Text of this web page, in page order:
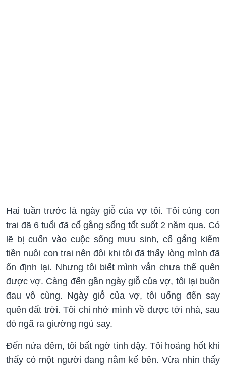
Hai tuần trước là ngày giỗ của vợ tôi. Tôi cùng con
trai đã 6 tuổi đã cố gắng sống tốt suốt 2 năm qua. Có
lẽ bị cuốn vào cuộc sống mưu sinh, cố gắng kiếm
tiền nuôi con trai nên đôi khi tôi đã thấy lòng mình đã
ổn định lại. Nhưng tôi biết mình vẫn chưa thể quên
được vợ. Càng đến gần ngày giỗ của vợ, tôi lại buồn
đau vô cùng. Ngày giỗ của vợ, tôi uống đến say
quên đất trời. Tôi chỉ nhớ mình về được tới nhà, sau
đó ngã ra giường ngủ say.
Đến nửa đêm, tôi bất ngờ tỉnh dậy. Tôi hoảng hốt khi
thấy có một người đang nằm kế bên. Vừa nhìn thấy